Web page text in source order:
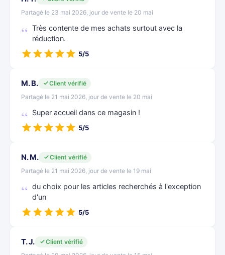
Partagé le 23 mai 2026, jour de vente le 20 mai
Très contente de mes achats surtout avec la
réduction.
5/5
M. B.
Client vérifié
Partagé le 21 mai 2026, jour de vente le 20 mai
Super accueil dans ce magasin !
5/5
N. M.
Client vérifié
Partagé le 21 mai 2026, jour de vente le 19 mai
du choix pour les articles recherchés à l'exception
d'un
5/5
T. J.
Client vérifié